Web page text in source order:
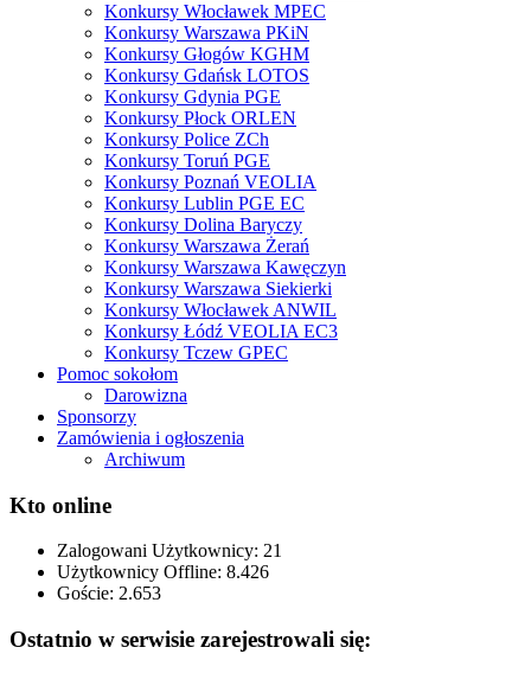
Konkursy Włocławek MPEC
Konkursy Warszawa PKiN
Konkursy Głogów KGHM
Konkursy Gdańsk LOTOS
Konkursy Gdynia PGE
Konkursy Płock ORLEN
Konkursy Police ZCh
Konkursy Toruń PGE
Konkursy Poznań VEOLIA
Konkursy Lublin PGE EC
Konkursy Dolina Baryczy
Konkursy Warszawa Żerań
Konkursy Warszawa Kawęczyn
Konkursy Warszawa Siekierki
Konkursy Włocławek ANWIL
Konkursy Łódź VEOLIA EC3
Konkursy Tczew GPEC
Pomoc sokołom
Darowizna
Sponsorzy
Zamówienia i ogłoszenia
Archiwum
Kto online
Zalogowani Użytkownicy: 21
Użytkownicy Offline: 8.426
Goście: 2.653
Ostatnio w serwisie zarejestrowali się: